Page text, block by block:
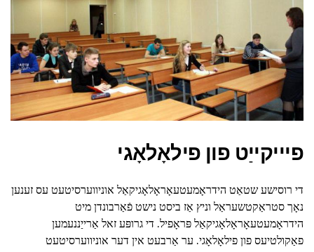
פיייקייַט פון פילאָלאָגי
די רוסישע שטאַט הידראָמעטעאָראָלאָגיקאַל אוניווערסיטעט עס זענען
נאָך סטראַקטשעראַל וניץ אַז ביסט נישט פֿאַרבונדן מיט
הידראָמעטעאָראָלאָגיקאַל פּראָפיל. די גרופּע זאל אַרייַננעמען
פאַקולטיעס פון פילאָלאָגי. ער אַרבעט אין דער אוניווערסיטעט